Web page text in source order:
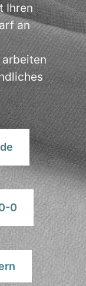
Ihren
an
arbeiten
0